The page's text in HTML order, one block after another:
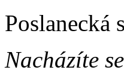
Poslanecká
Nacházíte